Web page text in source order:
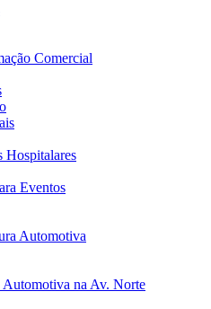
Comercial
Hospitalares
Eventos
Automotiva
Automotiva na Av. Norte